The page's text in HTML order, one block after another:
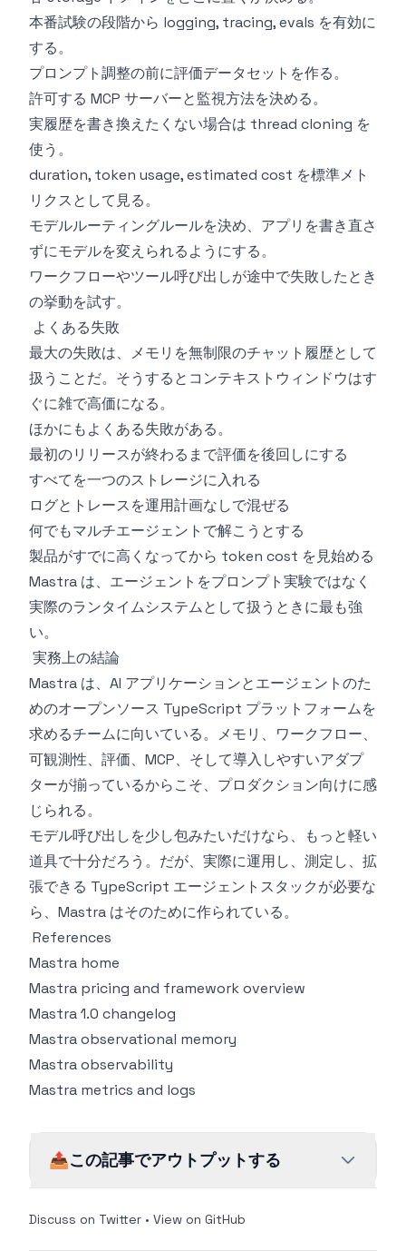
本番試験の段階から logging, tracing, evals を有効に
する。
プロンプト調整の前に評価データセットを作る。
許可する MCP サーバーと監視方法を決める。
実履歴を書き換えたくない場合は thread cloning を
使う。
duration, token usage, estimated cost を標準メト
リクスとして見る。
モデルルーティングルールを決め、アプリを書き直さ
ずにモデルを変えられるようにする。
ワークフローやツール呼び出しが途中で失敗したとき
の挙動を試す。
よくある失敗
最大の失敗は、メモリを無制限のチャット履歴として
扱うことだ。そうするとコンテキストウィンドウはす
ぐに雑で高価になる。
ほかにもよくある失敗がある。
最初のリリースが終わるまで評価を後回しにする
すべてを一つのストレージに入れる
ログとトレースを運用計画なしで混ぜる
何でもマルチエージェントで解こうとする
製品がすでに高くなってから token cost を見始める
Mastra は、エージェントをプロンプト実験ではなく
実際のランタイムシステムとして扱うときに最も強
い。
実務上の結論
Mastra は、AI アプリケーションとエージェントのた
めのオープンソース TypeScript プラットフォームを
求めるチームに向いている。メモリ、ワークフロー、
可観測性、評価、MCP、そして導入しやすいアダプ
ターが揃っているからこそ、プロダクション向けに感
じられる。
モデル呼び出しを少し包みたいだけなら、もっと軽い
道具で十分だろう。だが、実際に運用し、測定し、拡
張できる TypeScript エージェントスタックが必要な
ら、Mastra はそのために作られている。
References
Mastra home
Mastra pricing and framework overview
Mastra 1.0 changelog
Mastra observational memory
Mastra observability
Mastra metrics and logs
📤この記事でアウトプットする
Discuss on Twitter • View on GitHub